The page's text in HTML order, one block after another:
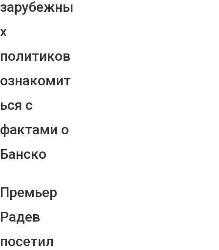
зарубежны
х
политиков
ознакомит
ься с
фактами о
Банско
Премьер
Радев
посетил